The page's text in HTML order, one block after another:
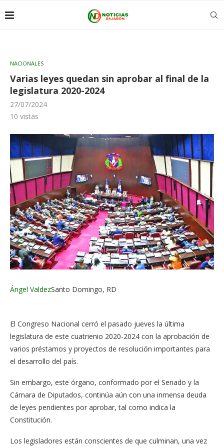
NACIONALES
Varias leyes quedan sin aprobar al final de la
legislatura 2020-2024
27/07/2024
10 vistas
Ángel ValdezSanto Domingo, RD
El Congreso Nacional cerró el pasado jueves la última
legislatura de este cuatrienio 2020-2024 con la aprobación de
varios préstamos y proyectos de resolución importantes para
el desarrollo del país.
Sin embargo, este órgano, conformado por el Senado y la
Cámara de Diputados, continúa aún con una inmensa deuda
de leyes pendientes por aprobar, tal como indica la
Constitución.
Los legisladores están conscientes de que culminan, una vez